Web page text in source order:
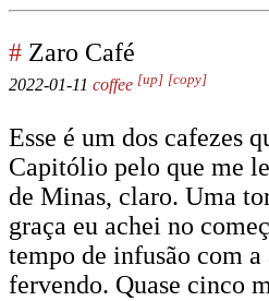
# Zaro Café
2022-01-11 coffee [up] [copy]
Esse é um dos cafezes
Capitólio pelo que me
de Minas, claro. Uma
graça eu achei no
tempo de infusão com
fervendo. Quase cinco